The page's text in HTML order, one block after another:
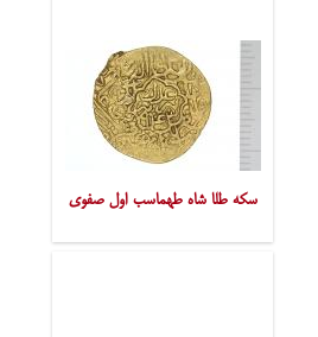
سکه طلا شاه طهماسب اول صفوی